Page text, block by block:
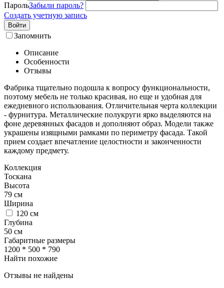
ПарольЗабыли пароль?
Создать учетную запись
Войти
Запомнить
Описание
Особенности
Отзывы
Фабрика тщательно подошла к вопросу функциональности,
поэтому мебель не только красивая, но еще и удобная для
ежедневного использования. Отличительная черта коллекции
- фурнитура. Металлические полукруги ярко выделяются на
фоне деревянных фасадов и дополняют образ. Модели также
украшены изящными рамками по периметру фасада. Такой
прием создает впечатление целостности и законченности
каждому предмету.
Коллекция
Тоскана
Высота
79 см
Ширина
120 см
Глубина
50 см
Габаритные размеры
1200 * 500 * 790
Найти похожие
Отзывы не найдены